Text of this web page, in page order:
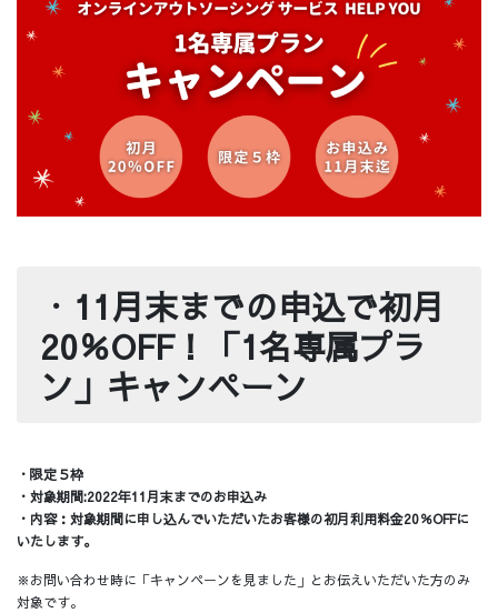
・ 11月末までの申込で初月
20％OFF！「1名専属プラ
ン」キャンペーン
・限定５枠
・対象期間:2022年11月末までのお申込み
・内容：対象期間に申し込んでいただいたお客様の初月利用料金20％OFFに
いたします。
※お問い合わせ時に「キャンペーンを見ました」とお伝えいただいた方のみ
対象です。